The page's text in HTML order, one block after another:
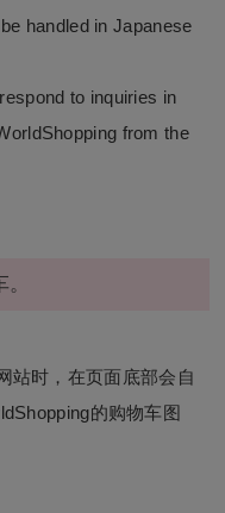
handled in Japanese
to inquiries in
from the
站时，在页面底部会自
的购物车图